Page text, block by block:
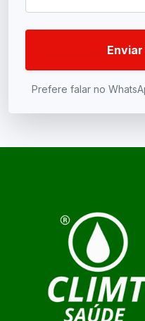
Prefere falar no